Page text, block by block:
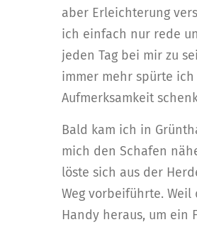
aber Erleichterung
ich einfach nur rede
jeden Tag bei mir zu
immer mehr spürte
Aufmerksamkeit
Bald kam ich in
mich den Schafen
löste sich aus der
Weg vorbeiführte.
Handy heraus, um ein